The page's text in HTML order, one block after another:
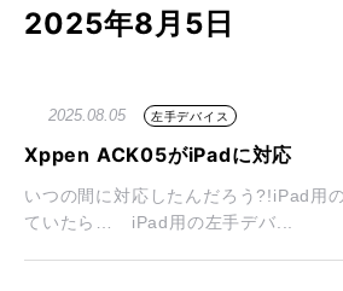
2025年8月5日
2025.08.05 左手デバイス
Xppen ACK05がiPadに対応
いつの間に対応したんだろう?!iPad用
ていたら… iPad用の左手デバ...